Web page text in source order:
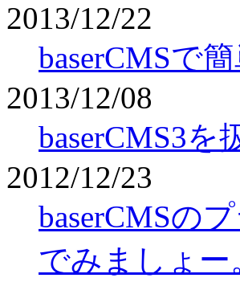
2013/12/22
baserCMSで
2013/12/08
baserCMS3
2012/12/23
baserCMSの
でみましょー